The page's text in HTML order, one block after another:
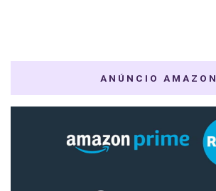
ANÚNCIO AMAZON